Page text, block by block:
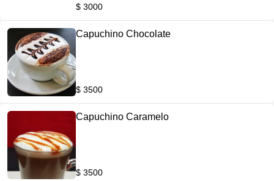
$ 3000
Capuchino Chocolate
$ 3500
Capuchino Caramelo
$ 3500